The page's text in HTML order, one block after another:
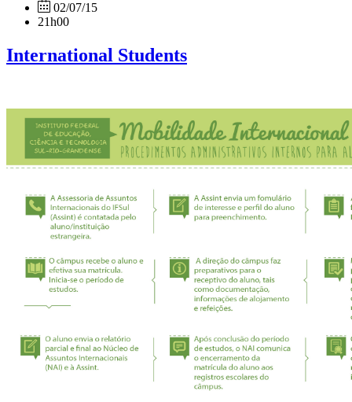
02/07/15
21h00
International Students